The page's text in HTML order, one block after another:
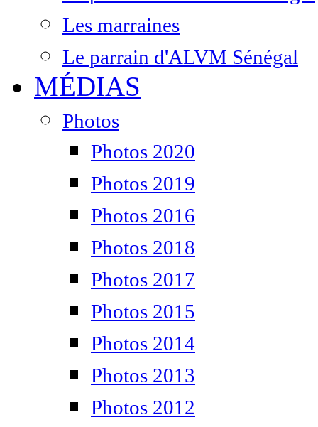
Les marraines
Le parrain d'ALVM Sénégal
MÉDIAS
Photos
Photos 2020
Photos 2019
Photos 2016
Photos 2018
Photos 2017
Photos 2015
Photos 2014
Photos 2013
Photos 2012